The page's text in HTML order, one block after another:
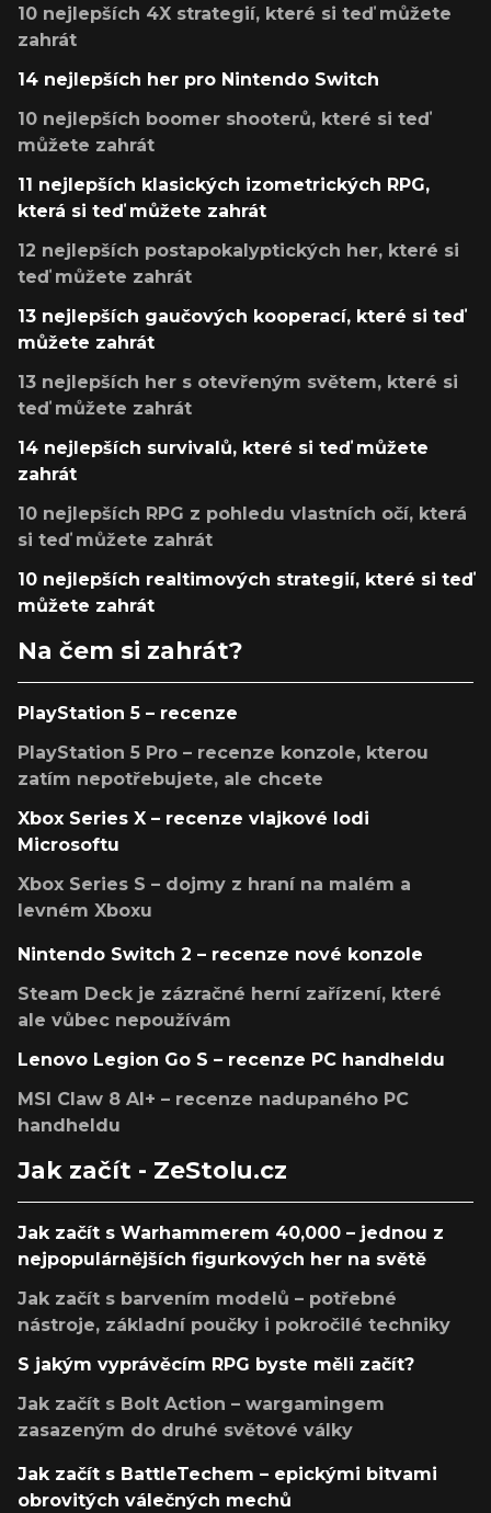
10 nejlepších 4X strategií, které si teď můžete
zahrát
14 nejlepších her pro Nintendo Switch
10 nejlepších boomer shooterů, které si teď
můžete zahrát
11 nejlepších klasických izometrických RPG,
která si teď můžete zahrát
12 nejlepších postapokalyptických her, které si
teď můžete zahrát
13 nejlepších gaučových kooperací, které si teď
můžete zahrát
13 nejlepších her s otevřeným světem, které si
teď můžete zahrát
14 nejlepších survivalů, které si teď můžete
zahrát
10 nejlepších RPG z pohledu vlastních očí, která
si teď můžete zahrát
10 nejlepších realtimových strategií, které si teď
můžete zahrát
Na čem si zahrát?
PlayStation 5 – recenze
PlayStation 5 Pro – recenze konzole, kterou
zatím nepotřebujete, ale chcete
Xbox Series X – recenze vlajkové lodi
Microsoftu
Xbox Series S – dojmy z hraní na malém a
levném Xboxu
Nintendo Switch 2 – recenze nové konzole
Steam Deck je zázračné herní zařízení, které
ale vůbec nepoužívám
Lenovo Legion Go S – recenze PC handheldu
MSI Claw 8 AI+ – recenze nadupaného PC
handheldu
Jak začít - ZeStolu.cz
Jak začít s Warhammerem 40,000 – jednou z
nejpopulárnějších figurkových her na světě
Jak začít s barvením modelů – potřebné
nástroje, základní poučky i pokročilé techniky
S jakým vyprávěcím RPG byste měli začít?
Jak začít s Bolt Action – wargamingem
zasazeným do druhé světové války
Jak začít s BattleTechem – epickými bitvami
obrovitých válečných mechů